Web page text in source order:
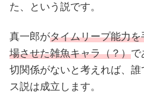
た、という説です。
真一郎がタイムリープ能力
場させた雑魚キャラ（？）で
切関係がないと考えれば、
ス説は成立します。